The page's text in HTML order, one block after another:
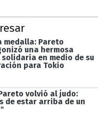
medalla: Pareto
una hermosa
solidaria en medio de su
para Tokio
volvió al judo:
de estar arriba de un